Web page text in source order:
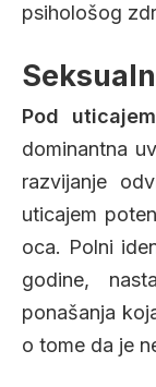
psihološog
Pod
dominantna
razvijanje
uticajem
oca. Polni
godine,
ponašanja
o tome da je